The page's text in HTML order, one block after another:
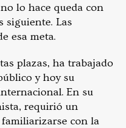
lo hace queda con
siguiente. Las
esa meta.
plazas, ha trabajado
y hoy su
En su
requirió un
con la